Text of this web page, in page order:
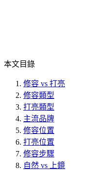
本文目錄
修容 vs 打亮
修容類型
打亮類型
主流品牌
修容位置
打亮位置
修容步驟
自然 vs 上鏡